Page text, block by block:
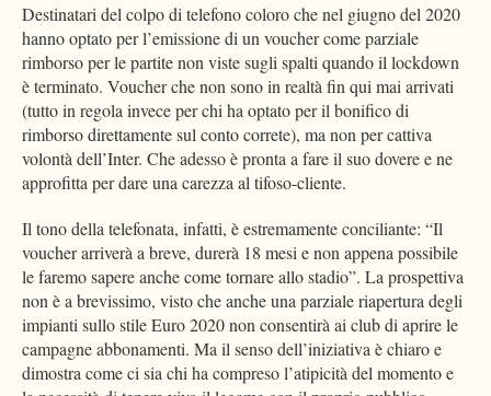
Destinatari del colpo di telefono coloro che nel giugno del 2020
hanno optato per l’emissione di un voucher come parziale
rimborso per le partite non viste sugli spalti quando il lockdown
è terminato. Voucher che non sono in realtà fin qui mai arrivati
(tutto in regola invece per chi ha optato per il bonifico di
rimborso direttamente sul conto correte), ma non per cattiva
volontà dell’Inter. Che adesso è pronta a fare il suo dovere e ne
approfitta per dare una carezza al tifoso-cliente.
Il tono della telefonata, infatti, è estremamente conciliante: “Il
voucher arriverà a breve, durerà 18 mesi e non appena possibile
le faremo sapere anche come tornare allo stadio”. La prospettiva
non è a brevissimo, visto che anche una parziale riapertura degli
impianti sullo stile Euro 2020 non consentirà ai club di aprire le
campagne abbonamenti. Ma il senso dell’iniziativa è chiaro e
dimostra come ci sia chi ha compreso l’atipicità del momento e